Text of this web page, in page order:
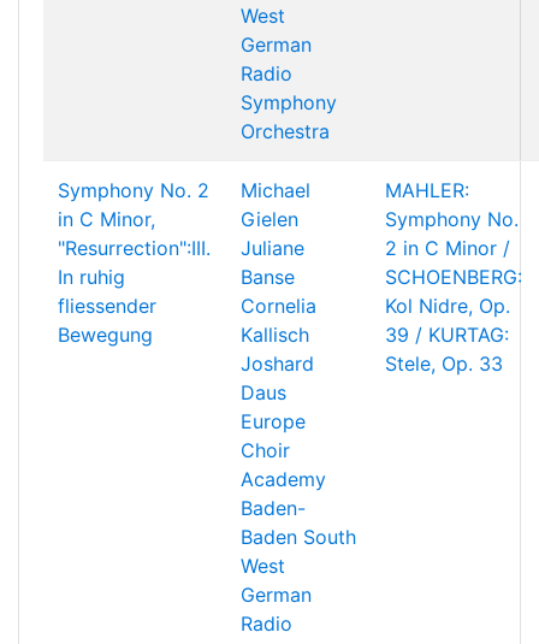
West
German
Radio
Symphony
Orchestra
Symphony No. 2
in C Minor,
"Resurrection":III.
In ruhig
fliessender
Bewegung
Michael
Gielen
Juliane
Banse
Cornelia
Kallisch
Joshard
Daus
Europe
Choir
Academy
Baden-
Baden South
West
German
Radio
MAHLER:
Symphony No.
2 in C Minor /
SCHOENBERG:
Kol Nidre, Op.
39 / KURTAG:
Stele, Op. 33